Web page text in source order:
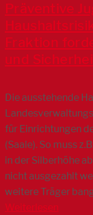
Präventive
Fraktion
und
Die ausstehende
für Einrichtungen
(Saale). So muss
in der Silberhöhe
nicht ausgezahlt
weitere Träger
Weiterlesen